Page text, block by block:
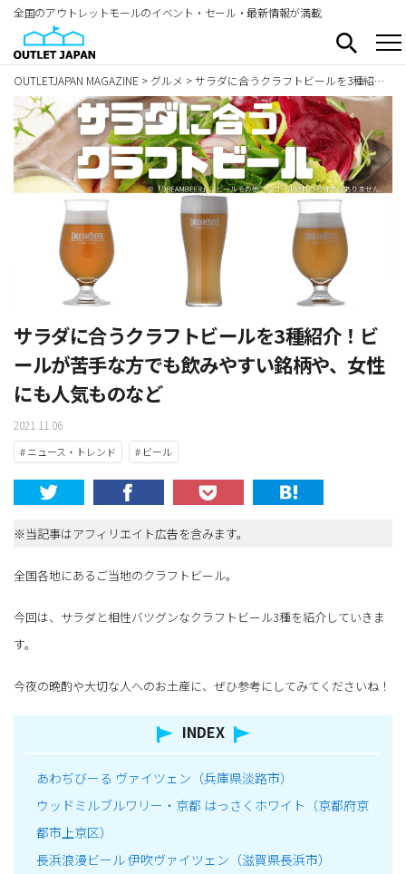
全国のアウトレットモールのイベント・セール・最新情報が満載
OUTLETJAPAN MAGAZINE > グルメ >サラダに合うクラフトビールを3種紹介！ビールが苦手な方でも飲みやすい銘柄や、女性にも人気ものなど
サラダに合うクラフトビールを3種紹介！ビ
ールが苦手な方でも飲みやすい銘柄や、女性
にも人気ものなど
2021.11.06
# ニュース・トレンド # ビール
※当記事はアフィリエイト広告を含みます。
全国各地にあるご当地のクラフトビール。
今回は、サラダと相性バツグンなクラフトビール3種を紹介していきま
す。
今夜の晩酌や大切な人へのお土産に、ぜひ参考にしてみてくださいね！
INDEX
あわぢびーる ヴァイツェン（兵庫県淡路市）
ウッドミルブルワリー・京都 はっさくホワイト（京都府京
都市上京区）
長浜浪漫ビール 伊吹ヴァイツェン（滋賀県長浜市）